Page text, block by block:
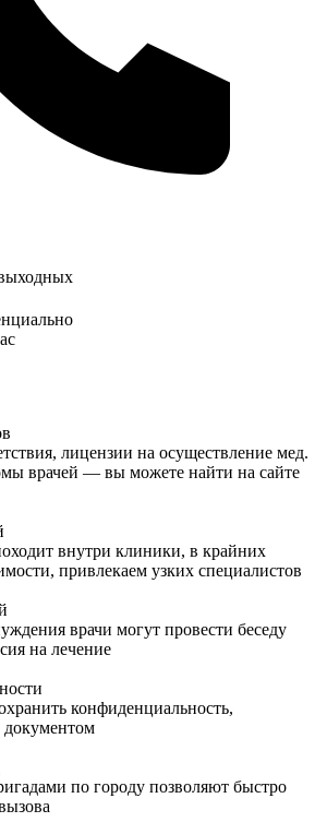
лицензии на осуществление мед.
врачей — вы можете найти на сайте
внутри клиники, в крайних
привлекаем узких специалистов
врачи могут провести беседу
на лечение
конфиденциальность,
по городу позволяют быстро